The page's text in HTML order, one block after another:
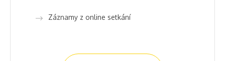
Záznamy z online setkání